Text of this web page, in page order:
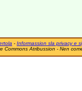
- Informassion sla privacy e
Commons Atribussion - Nen